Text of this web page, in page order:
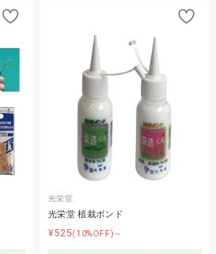
光栄堂
光栄堂 植栽ボンド
¥525(10%OFF)～